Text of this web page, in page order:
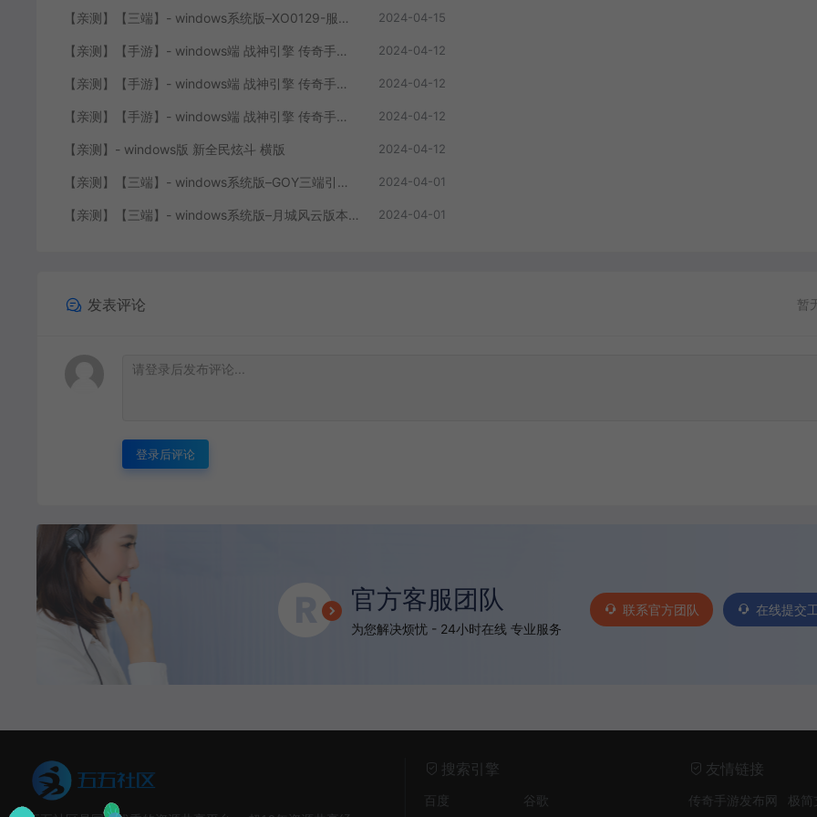
【亲测】【三端】- windows系统版–XO0129-服务端 双端 引擎相关资料 2024.4.15 整理无限制 只有引擎和客户端 无版本 2024-04-15
【亲测】【手游】- windows端 战神引擎 传奇手游 单职业 仙域劫 白猪3.0免费版 红包 生肖 时装 境界 龙魂 盾牌 法宝 安卓+苹果+教程+工具 安卓+苹果+教程+工具 2024-04-12
【亲测】【手游】- windows端 战神引擎 传奇手游 复古三职业 180 火龙大陆 白猪3.0免费版 赞助 转生 变身 修炼 神器 生肖 技能修炼 狂暴 积分 安卓+苹果+教程+工具 2024-04-12
【亲测】【手游】- windows端 战神引擎 传奇手游 三职业 180 再战风云六大路 任务 特戒 狂暴 自动回收 赞助 炫彩魂环 爵位 转生 安卓+苹果+教程+工具 2024-04-12
【亲测】- windows版 新全民炫斗 横版 2024-04-12
【亲测】【三端】- windows系统版–GOY三端引擎 团购版 复古底板 + 服务端+ 微端补丁+工具+教程 +引擎源码 2024-04-01
【亲测】【三端】- windows系统版–月城风云版本 山炮引擎 防XO服务端 客户端 版本+工具+微端+搭建说明 2024-04-01
发表评论 暂
登录后评论
官方客服团队
为您解决烦忧 - 24小时在线 专业服务
联系官方团队 在线提交
搜索引擎
百度 谷歌
友情链接
传奇手游发布网 极简